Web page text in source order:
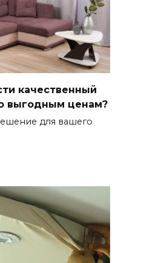
качественный
выгодным ценам?
для вашего